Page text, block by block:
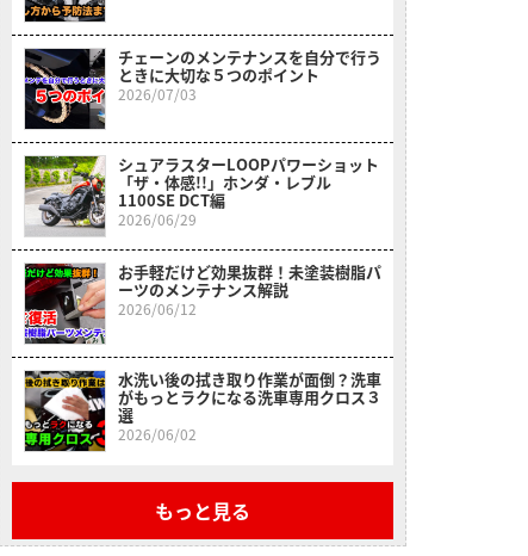
チェーンのメンテナンスを自分で行う
ときに大切な５つのポイント
2026/07/03
シュアラスターLOOPパワーショット
「ザ・体感!!」ホンダ・レブル
1100SE DCT編
2026/06/29
お手軽だけど効果抜群！未塗装樹脂パ
ーツのメンテナンス解説
2026/06/12
水洗い後の拭き取り作業が面倒？洗車
がもっとラクになる洗車専用クロス３
選
2026/06/02
もっと見る